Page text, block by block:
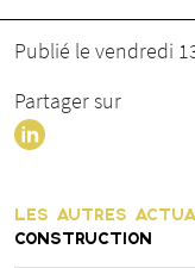
Publié le vendredi
Partager sur
LES AUTRES
CONSTRUCTION